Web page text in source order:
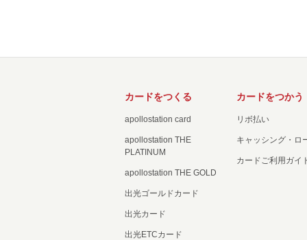
カードをつくる
apollostation card
apollostation THE
PLATINUM
apollostation THE GOLD
出光ゴールドカード
出光カード
出光ETCカード
カードをつかう
リボ払い
キャッシング・ロ
カードご利用ガイ